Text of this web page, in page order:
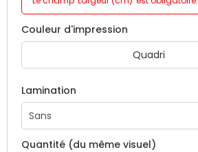
Couleur d'impression
Quadri
Lamination
Quantité (du même visuel)